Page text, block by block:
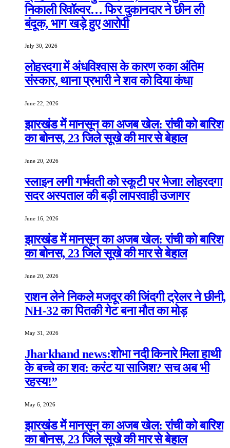
निकाली रिवॉल्वर… फिर दुकानदार ने छीन ली
बंदूक, भाग खड़े हुए आरोपी
July 30, 2026
लोहरदगा में अंधविश्वास के कारण रुका अंतिम
संस्कार, थाना प्रभारी ने शव को दिया कंधा
June 22, 2026
झारखंड में मानसून का अजब खेल: रांची को बारिश
का बोनस, 23 जिले सूखे की मार से बेहाल
June 20, 2026
स्लाइन लगी गर्भवती को स्कूटी पर भेजा! लोहरदगा
सदर अस्पताल की बड़ी लापरवाही उजागर
June 16, 2026
झारखंड में मानसून का अजब खेल: रांची को बारिश
का बोनस, 23 जिले सूखे की मार से बेहाल
June 20, 2026
राशन लेने निकले मजदूर की जिंदगी ट्रेलर ने छीनी,
NH-32 का पितकी गेट बना मौत का मोड़
May 31, 2026
Jharkhand news:शोभा नदी किनारे मिला हाथी
के बच्चे का शव: करंट या साजिश? सच अब भी
रहस्य!”
May 6, 2026
झारखंड में मानसून का अजब खेल: रांची को बारिश
का बोनस, 23 जिले सूखे की मार से बेहाल